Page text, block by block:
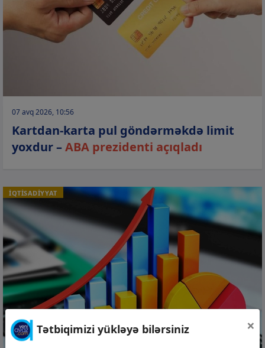
07 avq 2026, 10:56
Kartdan-karta pul göndərməkdə limit
yoxdur –ABA prezidenti açıqladı
İQTİSADİYYAT
Tətbiqimizi yükləyə bilərsiniz ×